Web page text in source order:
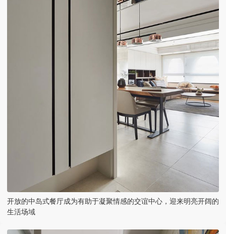
开放的中岛式餐厅成为有助于凝聚情感的交谊中心，迎来明亮开阔的
生活场域